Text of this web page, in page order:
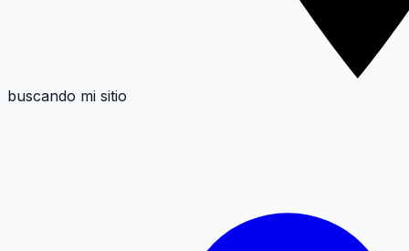
buscando mi sitio